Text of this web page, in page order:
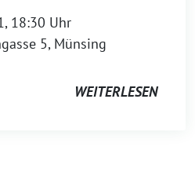
18:30 Uhr
5, Münsing
WEITERLESEN